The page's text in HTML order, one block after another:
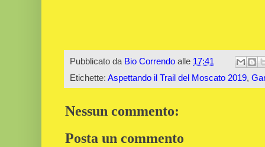
Pubblicato da Bio Correndo alle 17:41
Etichette: Aspettando il Trail del Moscato 2019,
Nessun commento:
Posta un commento